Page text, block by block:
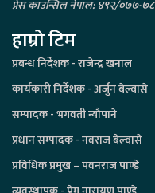
प्रेस काउन्सिल नेपाल: ४९२/०७७-७८
हाम्रो टिम
प्रबन्ध निर्देशक - राजेन्द्र खनाल
कार्यकारी निर्देशक - अर्जुन बेल्वासे
सम्पादक - भगवती न्यौपाने
प्रधान सम्पादक - नवराज बेल्वासे
प्रविधिक प्रमुख – पवनराज पाण्डे